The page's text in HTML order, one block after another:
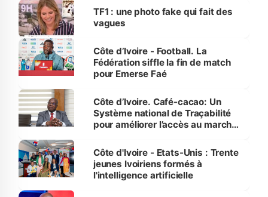
sur la scène internationale »
TF1 : une photo fake qui fait des
vagues
Côte d’Ivoire - Football. La
Fédération siffle la fin de match
pour Emerse Faé
Côte d’Ivoire. Café-cacao: Un
Système national de Traçabilité
pour améliorer l’accès au marché
Côte d'Ivoire - Etats-Unis : Trente
jeunes Ivoiriens formés à
l'intelligence artificielle